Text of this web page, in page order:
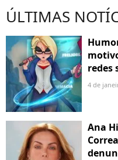
ÚLTIMAS
redes
4 de
Ana